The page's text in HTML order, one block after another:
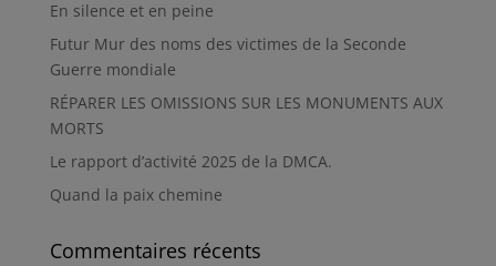
En silence et en peine
Futur Mur des noms des victimes de la Seconde
Guerre mondiale
RÉPARER LES OMISSIONS SUR LES MONUMENTS AUX
MORTS
Le rapport d’activité 2025 de la DMCA.
Quand la paix chemine
Commentaires récents